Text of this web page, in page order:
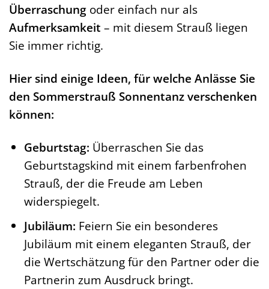
Überraschung oder einfach nur als
Aufmerksamkeit – mit diesem Strauß liegen
Sie immer richtig.
Hier sind einige Ideen, für welche Anlässe Sie
den Sommerstrauß Sonnentanz verschenken
können:
Geburtstag: Überraschen Sie das
Geburtstagskind mit einem farbenfrohen
Strauß, der die Freude am Leben
widerspiegelt.
Jubiläum: Feiern Sie ein besonderes
Jubiläum mit einem eleganten Strauß, der
die Wertschätzung für den Partner oder die
Partnerin zum Ausdruck bringt.